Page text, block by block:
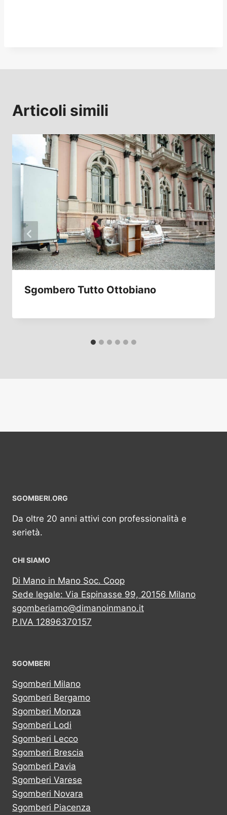
Articoli simili
Sgombero Tutto Ottobiano
SGOMBERI.ORG
Da oltre 20 anni attivi con professionalità e
serietà.
CHI SIAMO
Di Mano in Mano Soc. Coop
Sede legale: Via Espinasse 99, 20156 Milano
sgomberiamo@dimanoinmano.it
P.IVA 12896370157
SGOMBERI
Sgomberi Milano
Sgomberi Bergamo
Sgomberi Monza
Sgomberi Lodi
Sgomberi Lecco
Sgomberi Brescia
Sgomberi Pavia
Sgomberi Varese
Sgomberi Novara
Sgomberi Piacenza